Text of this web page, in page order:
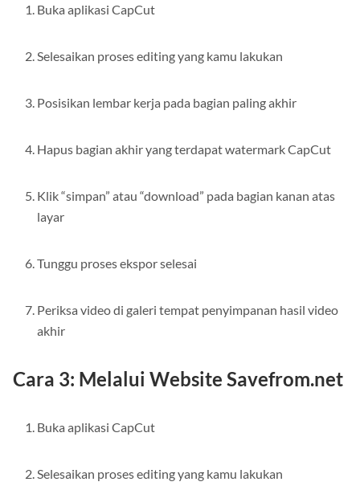
Buka aplikasi CapCut
Selesaikan proses editing yang kamu lakukan
Posisikan lembar kerja pada bagian paling akhir
Hapus bagian akhir yang terdapat watermark CapCut
Klik “simpan” atau “download” pada bagian kanan atas
layar
Tunggu proses ekspor selesai
Periksa video di galeri tempat penyimpanan hasil video
akhir
Cara 3: Melalui Website Savefrom.net
Buka aplikasi CapCut
Selesaikan proses editing yang kamu lakukan